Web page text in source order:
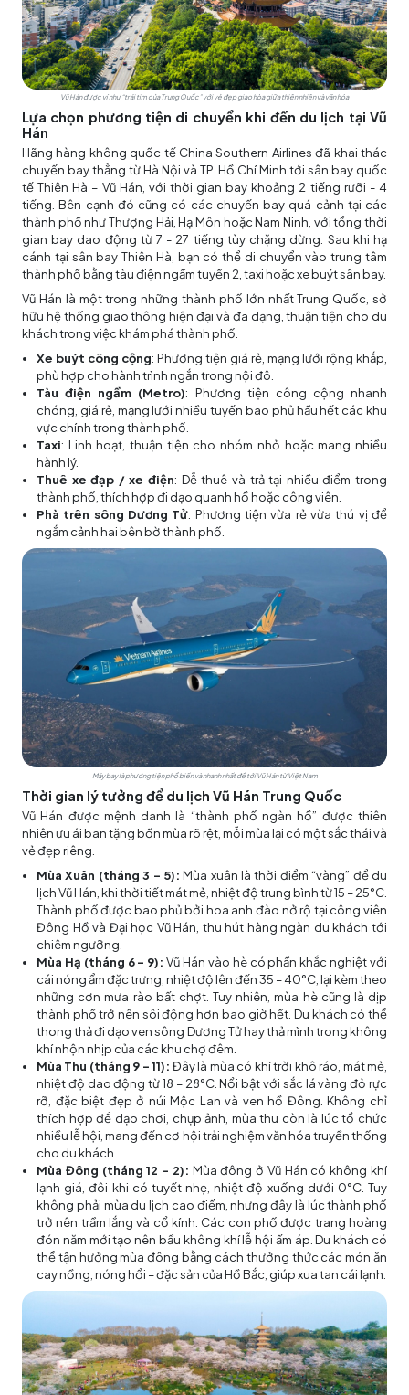
Vũ Hán được ví như “trái tim của Trung Quốc” với vẻ đẹp giao hòa giữa thiên nhiên và văn hóa
Lựa chọn phương tiện di chuyển khi đến du lịch tại Vũ
Hán
Hãng hàng không quốc tế China Southern Airlines đã khai thác
chuyến bay thẳng từ Hà Nội và TP. Hồ Chí Minh tới sân bay quốc
tế Thiên Hà – Vũ Hán, với thời gian bay khoảng 2 tiếng rưỡi - 4
tiếng. Bên cạnh đó cũng có các chuyến bay quá cảnh tại các
thành phố như Thượng Hải, Hạ Môn hoặc Nam Ninh, với tổng thời
gian bay dao động từ 7 - 27 tiếng tùy chặng dừng. Sau khi hạ
cánh tại sân bay Thiên Hà, bạn có thể di chuyển vào trung tâm
thành phố bằng tàu điện ngầm tuyến 2, taxi hoặc xe buýt sân bay.
Vũ Hán là một trong những thành phố lớn nhất Trung Quốc, sở
hữu hệ thống giao thông hiện đại và đa dạng, thuận tiện cho du
khách trong việc khám phá thành phố.
Xe buýt công cộng: Phương tiện giá rẻ, mạng lưới rộng khắp,
phù hợp cho hành trình ngắn trong nội đô.
Tàu điện ngầm (Metro): Phương tiện công cộng nhanh
chóng, giá rẻ, mạng lưới nhiều tuyến bao phủ hầu hết các khu
vực chính trong thành phố.
Taxi: Linh hoạt, thuận tiện cho nhóm nhỏ hoặc mang nhiều
hành lý.
Thuê xe đạp / xe điện: Dễ thuê và trả tại nhiều điểm trong
thành phố, thích hợp đi dạo quanh hồ hoặc công viên.
Phà trên sông Dương Tử: Phương tiện vừa rẻ vừa thú vị để
ngắm cảnh hai bên bờ thành phố.
Máy bay là phương tiện phổ biến và nhanh nhất để tới Vũ Hán từ Việt Nam
Thời gian lý tưởng để du lịch Vũ Hán Trung Quốc
Vũ Hán được mệnh danh là “thành phố ngàn hồ” được thiên
nhiên ưu ái ban tặng bốn mùa rõ rệt, mỗi mùa lại có một sắc thái và
vẻ đẹp riêng.
Mùa Xuân (tháng 3 – 5): Mùa xuân là thời điểm “vàng” để du
lịch Vũ Hán, khi thời tiết mát mẻ, nhiệt độ trung bình từ 15 – 25°C.
Thành phố được bao phủ bởi hoa anh đào nở rộ tại công viên
Đông Hồ và Đại học Vũ Hán, thu hút hàng ngàn du khách tới
chiêm ngưỡng.
Mùa Hạ (tháng 6 – 9):Vũ Hán vào hè có phần khắc nghiệt với
cái nóng ẩm đặc trưng, nhiệt độ lên đến 35 – 40°C, lại kèm theo
những cơn mưa rào bất chợt. Tuy nhiên, mùa hè cũng là dịp
thành phố trở nên sôi động hơn bao giờ hết. Du khách có thể
thong thả đi dạo ven sông Dương Tử hay thả mình trong không
khí nhộn nhịp của các khu chợ đêm.
Mùa Thu (tháng 9 – 11): Đây là mùa có khí trời khô ráo, mát mẻ,
nhiệt độ dao động từ 18 – 28°C. Nổi bật với sắc lá vàng đỏ rực
rỡ, đặc biệt đẹp ở núi Mộc Lan và ven hồ Đông. Không chỉ
thích hợp để dạo chơi, chụp ảnh, mùa thu còn là lúc tổ chức
nhiều lễ hội, mang đến cơ hội trải nghiệm văn hóa truyền thống
cho du khách.
Mùa Đông (tháng 12 – 2): Mùa đông ở Vũ Hán có không khí
lạnh giá, đôi khi có tuyết nhẹ, nhiệt độ xuống dưới 0°C. Tuy
không phải mùa du lịch cao điểm, nhưng đây là lúc thành phố
trở nên trầm lắng và cổ kính. Các con phố được trang hoàng
đón năm mới tạo nên bầu không khí lễ hội ấm áp. Du khách có
thể tận hưởng mùa đông bằng cách thưởng thức các món ăn
cay nồng, nóng hổi – đặc sản của Hồ Bắc, giúp xua tan cái lạnh.